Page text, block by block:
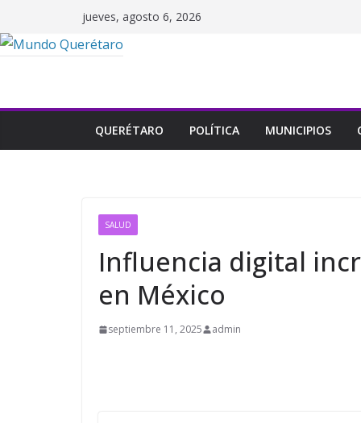
al
contenido
jueves, agosto 6, 2026
QUERÉTARO POLÍTICA MUNICIPIOS
SALUD
Influencia digital
en México
septiembre 11, 2025 admin